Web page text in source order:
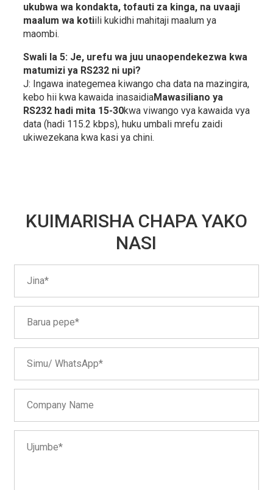
ukubwa wa kondakta, tofauti za kinga, na uvaaji
maalum wa kotiili kukidhi mahitaji maalum ya
maombi.
Swali la 5: Je, urefu wa juu unaopendekezwa kwa
matumizi ya RS232 ni upi?
J: Ingawa inategemea kiwango cha data na mazingira,
kebo hii kwa kawaida inasaidiaMawasiliano ya
RS232 hadi mita 15-30kwa viwango vya kawaida vya
data (hadi 115.2 kbps), huku umbali mrefu zaidi
ukiwezekana kwa kasi ya chini.
KUIMARISHA CHAPA YAKO
NASI